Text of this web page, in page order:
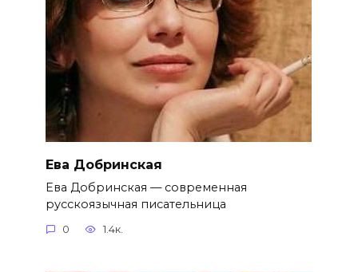
Ева Добринская
Ева Добринская — современная
русскоязычная писательница
0 1.4к.